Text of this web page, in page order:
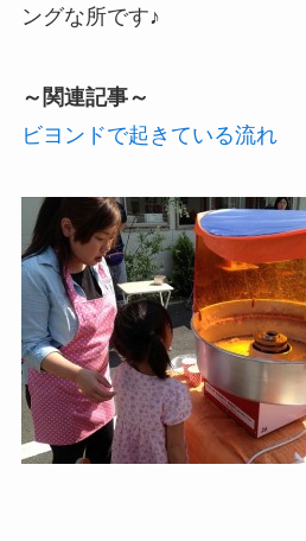
ングな所です♪
～関連記事～
ビヨンドで起きている流れ